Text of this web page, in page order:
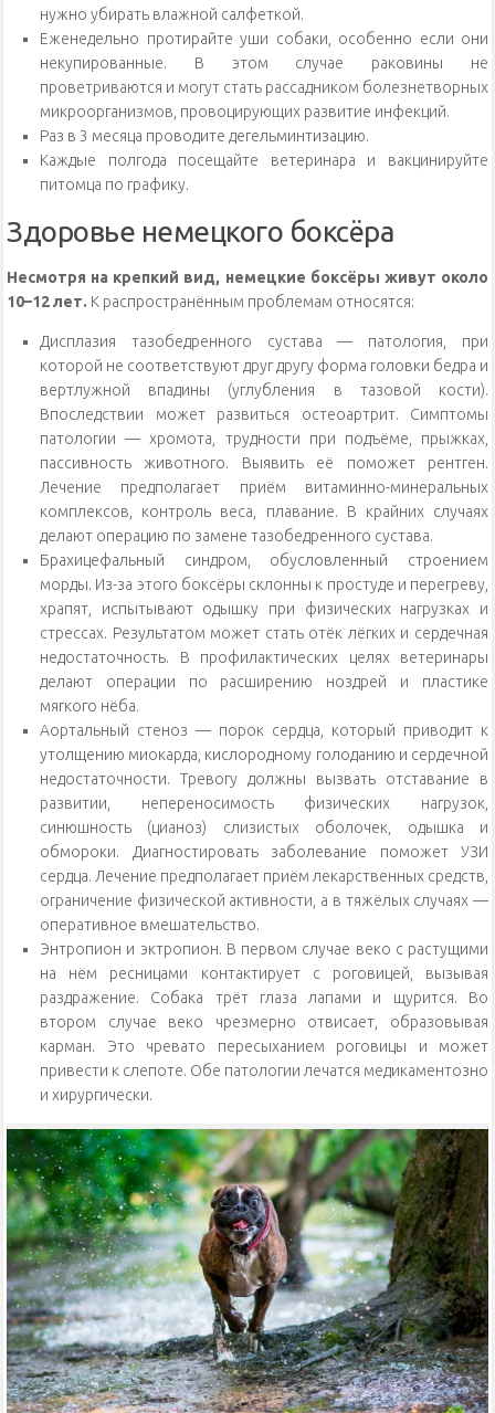
нужно убирать влажной салфеткой.
Еженедельно протирайте уши собаки, особенно если они
некупированные. В этом случае раковины не
проветриваются и могут стать рассадником болезнетворных
микроорганизмов, провоцирующих развитие инфекций.
Раз в 3 месяца проводите дегельминтизацию.
Каждые полгода посещайте ветеринара и вакцинируйте
питомца по графику.
Здоровье немецкого боксёра
Несмотря на крепкий вид, немецкие боксёры живут около
10–12 лет. К распространённым проблемам относятся:
Дисплазия тазобедренного сустава — патология, при
которой не соответствуют друг другу форма головки бедра и
вертлужной впадины (углубления в тазовой кости).
Впоследствии может развиться остеоартрит. Симптомы
патологии — хромота, трудности при подъёме, прыжках,
пассивность животного. Выявить её поможет рентген.
Лечение предполагает приём витаминно-минеральных
комплексов, контроль веса, плавание. В крайних случаях
делают операцию по замене тазобедренного сустава.
Брахицефальный синдром, обусловленный строением
морды. Из-за этого боксёры склонны к простуде и перегреву,
храпят, испытывают одышку при физических нагрузках и
стрессах. Результатом может стать отёк лёгких и сердечная
недостаточность. В профилактических целях ветеринары
делают операции по расширению ноздрей и пластике
мягкого нёба.
Аортальный стеноз — порок сердца, который приводит к
утолщению миокарда, кислородному голоданию и сердечной
недостаточности. Тревогу должны вызвать отставание в
развитии, непереносимость физических нагрузок,
синюшность (цианоз) слизистых оболочек, одышка и
обмороки. Диагностировать заболевание поможет УЗИ
сердца. Лечение предполагает приём лекарственных средств,
ограничение физической активности, а в тяжёлых случаях —
оперативное вмешательство.
Энтропион и эктропион. В первом случае веко с растущими
на нём ресницами контактирует с роговицей, вызывая
раздражение. Собака трёт глаза лапами и щурится. Во
втором случае веко чрезмерно отвисает, образовывая
карман. Это чревато пересыханием роговицы и может
привести к слепоте. Обе патологии лечатся медикаментозно
и хирургически.